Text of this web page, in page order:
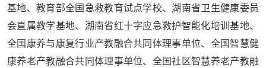
基地、教育部全国急救教育试点学校、湖南省卫生健康委员
会直属教学基地、湖南省红十字应急救护智能化培训基地、
全国康养与康复行业产教融合共同体理事单位、全国智慧健
康养老产教融合共同体理事单位、全国社区智慧养老产教融